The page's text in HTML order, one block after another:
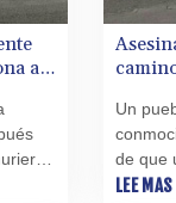
a
Un
de que
LEE MAS